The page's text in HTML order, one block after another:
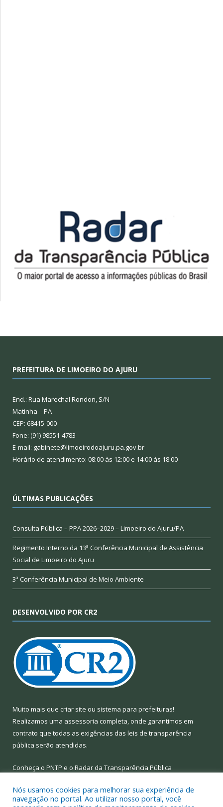
PREFEITURA DE LIMOEIRO DO AJURU
End.: Rua Marechal Rondon, S/N
Matinha – PA
CEP: 68415-000
Fone: (91) 98551-4783
E-mail: gabinete@limoeirodoajuru.pa.gov.br
Horário de atendimento: 08:00 às 12:00 e 14:00 às 18:00
ÚLTIMAS PUBLICAÇÕES
Consulta Pública – PPA 2026–2029 – Limoeiro do Ajuru/PA
Regimento Interno da 13ª Conferência Municipal de Assistência
Social de Limoeiro do Ajuru
3ª Conferência Municipal de Meio Ambiente
DESENVOLVIDO POR CR2
Muito mais que criar site ou sistema para prefeituras!
Realizamos uma assessoria completa, onde garantimos em
contrato que todas as exigências das leis de transparência
pública serão atendidas.
Conheça o PNTP e o Radar da Transparência Pública
Nós usamos cookies para melhorar sua experiência de
navegação no portal. Ao utilizar nosso portal, você